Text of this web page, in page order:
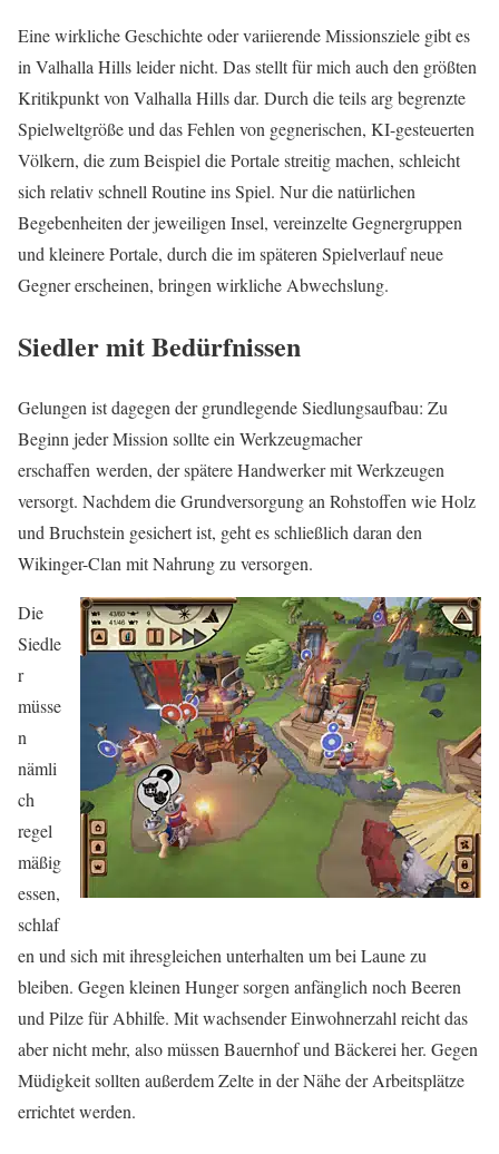
Eine wirkliche Geschichte oder variierende Missionsziele gibt es
in Valhalla Hills leider nicht. Das stellt für mich auch den größten
Kritikpunkt von Valhalla Hills dar. Durch die teils arg begrenzte
Spielweltgröße und das Fehlen von gegnerischen, KI-gesteuerten
Völkern, die zum Beispiel die Portale streitig machen, schleicht
sich relativ schnell Routine ins Spiel. Nur die natürlichen
Begebenheiten der jeweiligen Insel, vereinzelte Gegnergruppen
und kleinere Portale, durch die im späteren Spielverlauf neue
Gegner erscheinen, bringen wirkliche Abwechslung.
Siedler mit Bedürfnissen
Gelungen ist dagegen der grundlegende Siedlungsaufbau: Zu
Beginn jeder Mission sollte ein Werkzeugmacher
erschaffen werden, der spätere Handwerker mit Werkzeugen
versorgt. Nachdem die Grundversorgung an Rohstoffen wie Holz
und Bruchstein gesichert ist, geht es schließlich daran den
Wikinger-Clan mit Nahrung zu versorgen.
Die
Siedle
r
müsse
n
nämli
ch
regel
mäßig
essen,
schlaf
en und sich mit ihresgleichen unterhalten um bei Laune zu
bleiben. Gegen kleinen Hunger sorgen anfänglich noch Beeren
und Pilze für Abhilfe. Mit wachsender Einwohnerzahl reicht das
aber nicht mehr, also müssen Bauernhof und Bäckerei her. Gegen
Müdigkeit sollten außerdem Zelte in der Nähe der Arbeitsplätze
errichtet werden.